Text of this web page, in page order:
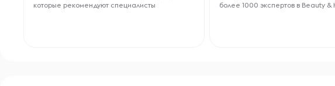
которые рекомендуют специалисты
более 1000 экспертов в Beauty &